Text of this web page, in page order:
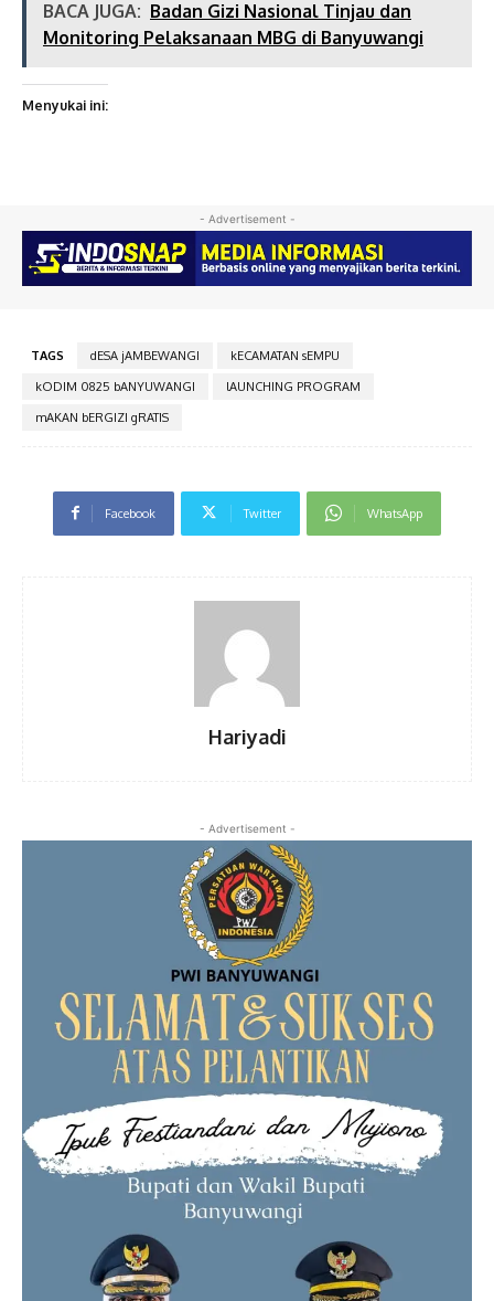
BACA JUGA: Badan Gizi Nasional Tinjau dan
Monitoring Pelaksanaan MBG di Banyuwangi
Menyukai ini:
- Advertisement -
TAGS dESA jAMBEWANGI
kECAMATAN sEMPU
kODIM 0825 bANYUWANGI
lAUNCHING PROGRAM
mAKAN bERGIZI gRATIS
Facebook Twitter WhatsApp
Hariyadi
- Advertisement -